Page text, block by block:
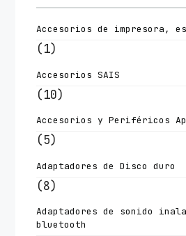
Accesorios de impresora,
(1)
Accesorios SAIS
(10)
Accesorios y Periféricos
(5)
Adaptadores de Disco duro
(8)
Adaptadores de sonido
bluetooth